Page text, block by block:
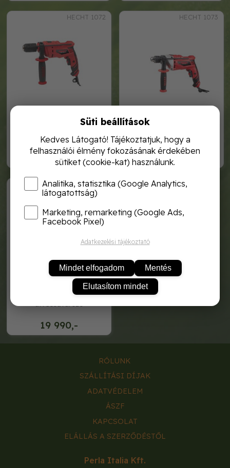
HECHT 1072
11 990,-
hecht 1072 ütvefúró
HECHT 1073
17 990,-
hecht 1073 ütvefúró
Hecht 1256
19 990,-
hecht 1256 - akkumulátoros
RÓLUNK
SZÁLLÍTÁSI DÍJAK
ADATVÉDELEM
ÁSZF
KAPCSOLAT
ELÁLLÁS A SZERZŐDÉSTŐL
Perla Italia Kft.
Süti beállítások
Kedves Látogató! Tájékoztatjuk, hogy a
felhasználói élmény fokozásának érdekében
sütiket (cookie-kat) használunk.
Analitika, statisztika (Google Analytics,
látogatottság)
Marketing, remarketing (Google Ads,
Facebook Pixel)
Adatkezelési tájékoztató
Mindet elfogadom Mentés
Elutasítom mindet